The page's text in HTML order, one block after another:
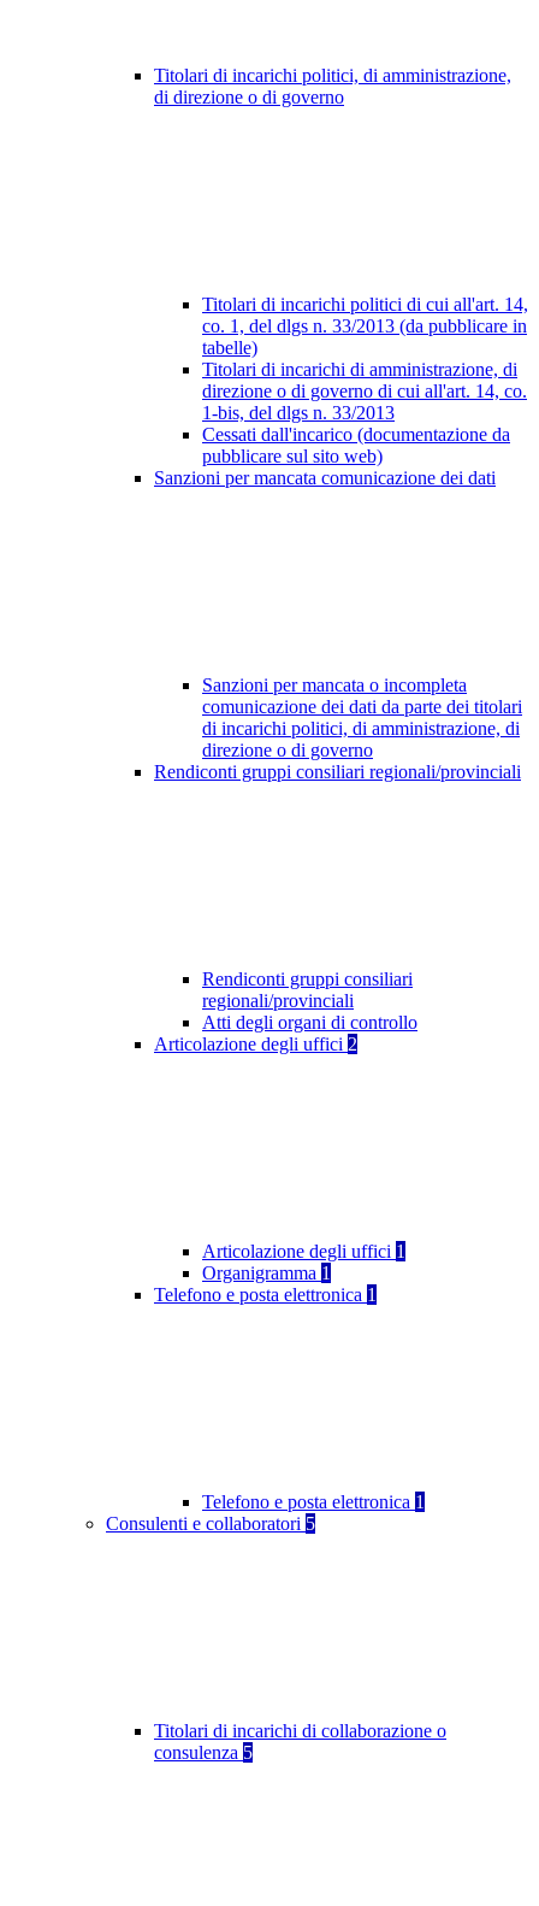
Titolari di incarichi politici, di amministrazione,
di direzione o di governo
Titolari di incarichi politici di cui all'art. 14,
co. 1, del dlgs n. 33/2013 (da pubblicare in
tabelle)
Titolari di incarichi di amministrazione, di
direzione o di governo di cui all'art. 14, co.
1-bis, del dlgs n. 33/2013
Cessati dall'incarico (documentazione da
pubblicare sul sito web)
Sanzioni per mancata comunicazione dei dati
Sanzioni per mancata o incompleta
comunicazione dei dati da parte dei titolari
di incarichi politici, di amministrazione, di
direzione o di governo
Rendiconti gruppi consiliari regionali/provinciali
Rendiconti gruppi consiliari
regionali/provinciali
Atti degli organi di controllo
Articolazione degli uffici 2
Articolazione degli uffici 1
Organigramma 1
Telefono e posta elettronica 1
Telefono e posta elettronica 1
Consulenti e collaboratori 5
Titolari di incarichi di collaborazione o
consulenza 5